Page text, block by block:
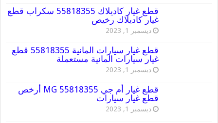
قطع غيار كاديلاك 55818355 سكراب قطع
غيار كاديلاك رخيص
ديسمبر 1, 2023
قطع غيار سيارات المانية 55818355 قطع
غيار سيارات المانية مستعملة
ديسمبر 1, 2023
قطع غيار أم جي MG 55818355 أرخص
قطع غيار سيارات
ديسمبر 1, 2023